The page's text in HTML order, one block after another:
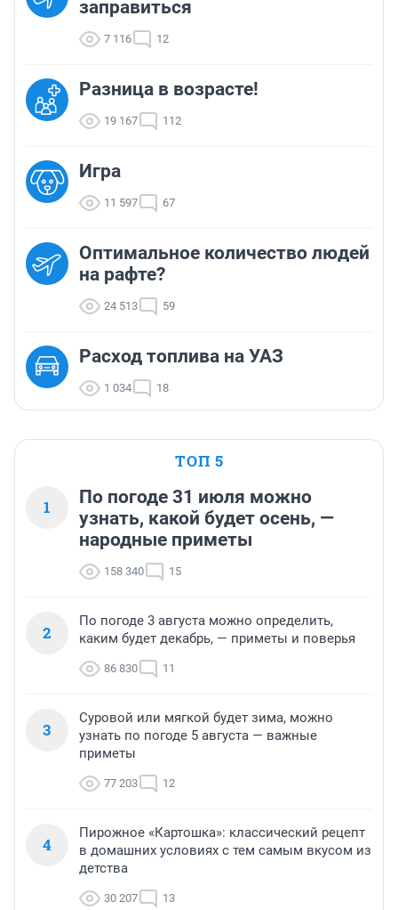
заправиться
7 116 12
Разница в возрасте!
19 167 112
Игра
11 597 67
Оптимальное количество людей
на рафте?
24 513 59
Расход топлива на УАЗ
1 034 18
ТОП 5
1
По погоде 31 июля можно
узнать, какой будет осень, —
народные приметы
158 340 15
2
По погоде 3 августа можно определить,
каким будет декабрь, — приметы и поверья
86 830 11
3
Суровой или мягкой будет зима, можно
узнать по погоде 5 августа — важные
приметы
77 203 12
4
Пирожное «Картошка»: классический рецепт
в домашних условиях с тем самым вкусом из
детства
30 207 13